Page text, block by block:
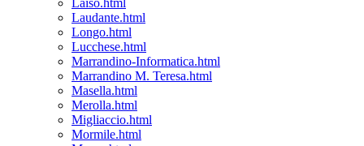
Laiso.html
Laudante.html
Longo.html
Lucchese.html
Marrandino-Informatica.html
Marrandino M. Teresa.html
Masella.html
Merolla.html
Migliaccio.html
Mormile.html